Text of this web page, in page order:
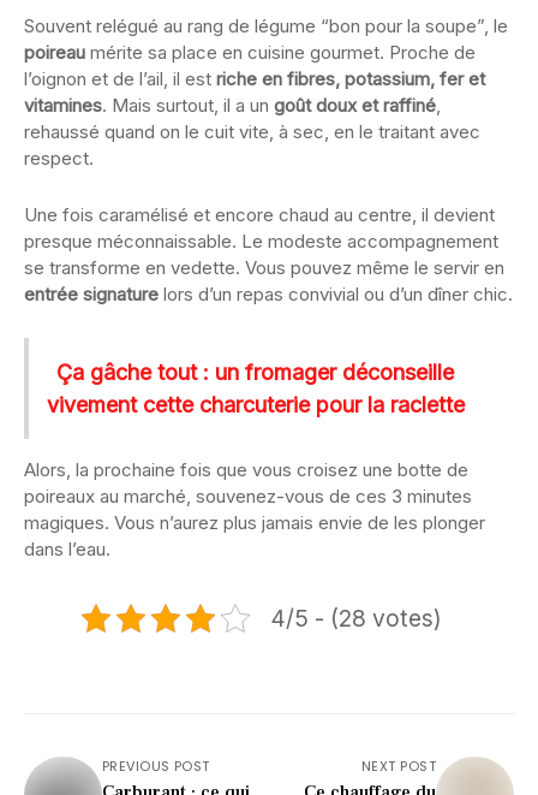
Souvent relégué au rang de légume “bon pour la soupe”, le
poireau mérite sa place en cuisine gourmet. Proche de
l’oignon et de l’ail, il est riche en fibres, potassium, fer et
vitamines. Mais surtout, il a un goût doux et raffiné,
rehaussé quand on le cuit vite, à sec, en le traitant avec
respect.
Une fois caramélisé et encore chaud au centre, il devient
presque méconnaissable. Le modeste accompagnement
se transforme en vedette. Vous pouvez même le servir en
entrée signature lors d’un repas convivial ou d’un dîner chic.
Ça gâche tout : un fromager déconseille
vivement cette charcuterie pour la raclette
Alors, la prochaine fois que vous croisez une botte de
poireaux au marché, souvenez-vous de ces 3 minutes
magiques. Vous n’aurez plus jamais envie de les plonger
dans l’eau.
4/5 - (28 votes)
PREVIOUS POST NEXT POST